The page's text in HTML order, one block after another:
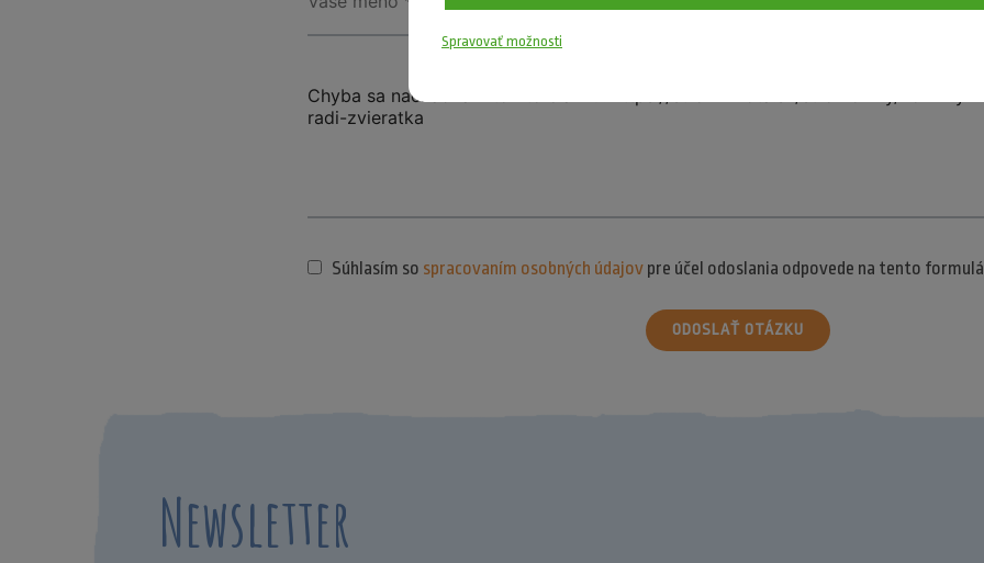
Súhlasím so spracovaním osobných údajovpre účel odoslania odpovede na tento
ODOSLAŤ OTÁZKU
Newsletter
Spravovať možnosti